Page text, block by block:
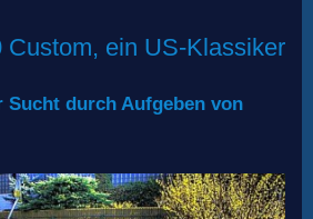
Custom, ein US-Klassiker
Sucht durch Aufgeben von